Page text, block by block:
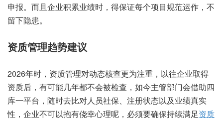
申报。而且企业积累业绩时，得保证每个项目规范运作，不
留下隐患。
资质管理趋势建议
2026年时，资质管理对动态核查更为注重，以往企业取得
资质后，有可能几年都不会被检查，如今主管部门会借助四
库一平台，随时去比对人员社保、注册状态以及业绩真实
性，企业不可以抱有侥幸心理呢，必须要确保持续满足资质